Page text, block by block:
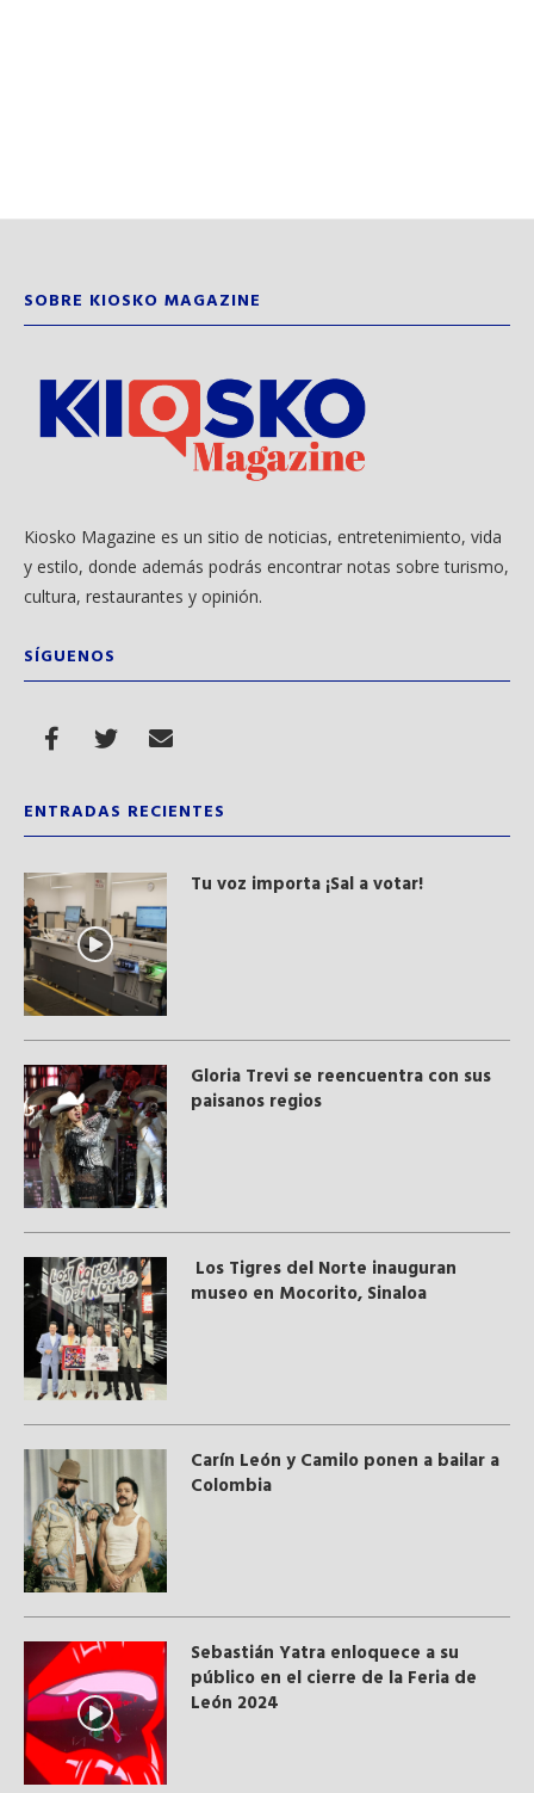
SOBRE KIOSKO MAGAZINE
Kiosko Magazine es un sitio de noticias, entretenimiento, vida
y estilo, donde además podrás encontrar notas sobre turismo,
cultura, restaurantes y opinión.
SÍGUENOS
ENTRADAS RECIENTES
Tu voz importa ¡Sal a votar!
Gloria Trevi se reencuentra con sus
paisanos regios
Los Tigres del Norte inauguran
museo en Mocorito, Sinaloa
Carín León y Camilo ponen a bailar a
Colombia
Sebastián Yatra enloquece a su
público en el cierre de la Feria de
León 2024